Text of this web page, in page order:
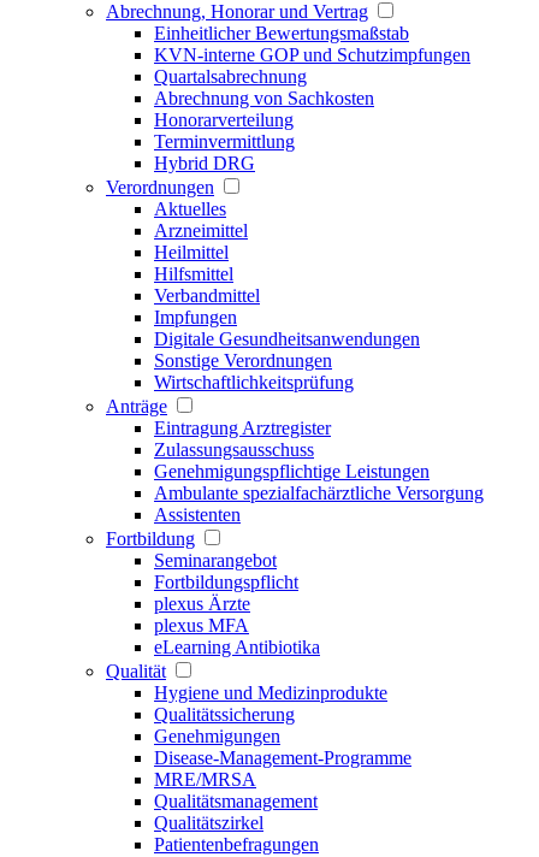
Abrechnung, Honorar und Vertrag
Einheitlicher Bewertungsmaßstab
KVN-interne GOP und Schutzimpfungen
Quartalsabrechnung
Abrechnung von Sachkosten
Honorarverteilung
Terminvermittlung
Hybrid DRG
Verordnungen
Aktuelles
Arzneimittel
Heilmittel
Hilfsmittel
Verbandmittel
Impfungen
Digitale Gesundheitsanwendungen
Sonstige Verordnungen
Wirtschaftlichkeitsprüfung
Anträge
Eintragung Arztregister
Zulassungsausschuss
Genehmigungspflichtige Leistungen
Ambulante spezialfachärztliche Versorgung
Assistenten
Fortbildung
Seminarangebot
Fortbildungspflicht
plexus Ärzte
plexus MFA
eLearning Antibiotika
Qualität
Hygiene und Medizinprodukte
Qualitätssicherung
Genehmigungen
Disease-Management-Programme
MRE/MRSA
Qualitätsmanagement
Qualitätszirkel
Patientenbefragungen